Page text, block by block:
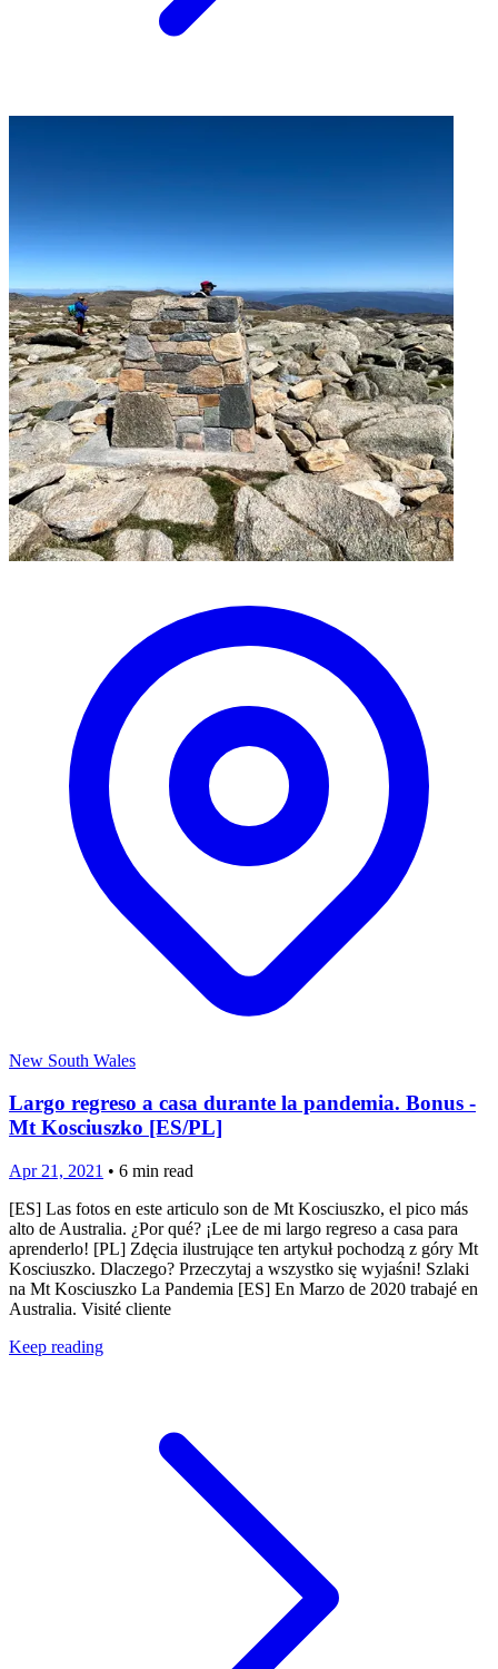
New South Wales
Largo regreso a casa durante la pandemia. Bonus -
Mt Kosciuszko [ES/PL]
Apr 21, 2021 • 6 min read
[ES] Las fotos en este articulo son de Mt Kosciuszko, el pico más
alto de Australia. ¿Por qué? ¡Lee de mi largo regreso a casa para
aprenderlo! [PL] Zdęcia ilustrujące ten artykuł pochodzą z góry Mt
Kosciuszko. Dlaczego? Przeczytaj a wszystko się wyjaśni! Szlaki
na Mt Kosciuszko La Pandemia [ES] En Marzo de 2020 trabajé en
Australia. Visité cliente
Keep reading